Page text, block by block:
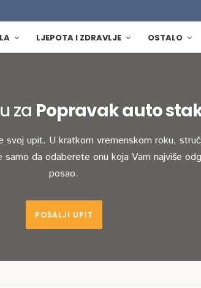
LJEPOTA I ZDRAVLJE OSTALO
za Popravak auto
svoj upit. U kratkom vremenskom roku,
samo da odaberete onu koja Vam najviše
posao.
POŠALJI UPIT